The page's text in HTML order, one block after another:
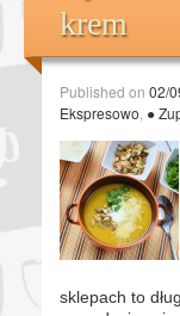
krem
Published on 02/
Ekspresowo ●
sklepach to